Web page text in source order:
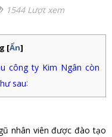
1544 Lượt xem
[Ẩn]
công ty Kim Ngân còn
sau:
nhân viên được đào tạo